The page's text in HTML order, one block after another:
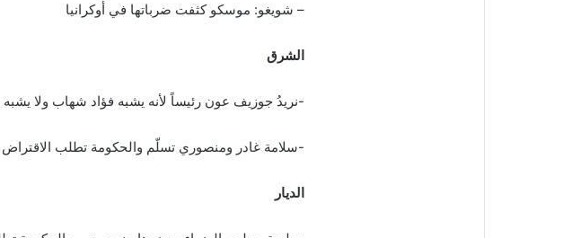
– شويغو: موسكو كثفت ضرباتها في أوكرانيا
الشرق
-نريدُ جوزيف عون رئيساً لأنه يشبه فؤاد شهاب ولا
-سلامة غادر ومنصوري تسلّم والحكومة تطلب
الديار